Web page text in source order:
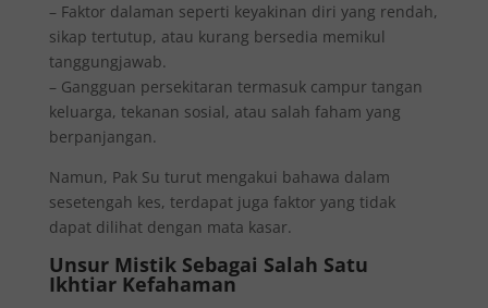
– Faktor dalaman seperti keyakinan diri yang rendah,
sikap tertutup, atau kurang bersedia memikul
tanggungjawab.
– Gangguan persekitaran termasuk campur tangan
keluarga, tekanan sosial, atau salah faham yang
berpanjangan.
Namun, Pak Su turut mengakui bahawa dalam
sesetengah kes, terdapat juga faktor yang tidak
dapat dilihat dengan mata kasar.
Unsur Mistik Sebagai Salah Satu
Ikhtiar Kefahaman